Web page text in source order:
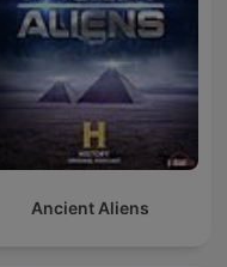
Ancient Aliens